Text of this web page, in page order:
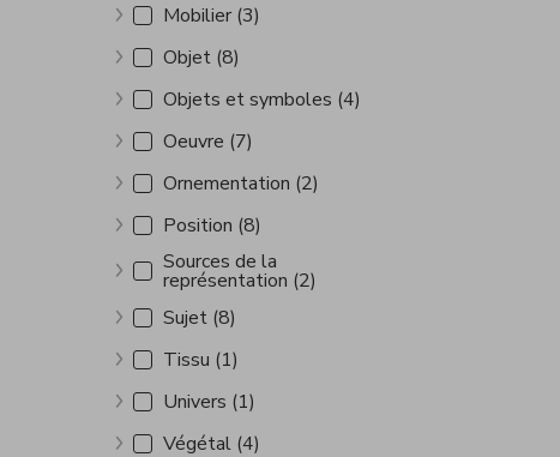
Show moreMobilier (3)
Show more
Objet (8)
Show more
Objets et symboles (4)
Show more
Oeuvre (7)
Show moreOrnementation (2)
Show more
Position (8)
Show more
Sources de la
représentation (2)
Show more
Sujet (8)
Show more
Tissu (1)
Show more
Univers (1)
Végétal (4)